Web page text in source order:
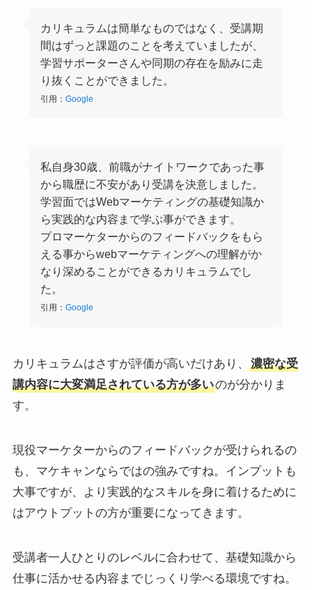
カリキュラムは簡単なものではなく、受講期
間はずっと課題のことを考えていましたが、
学習サポーターさんや同期の存在を励みに走
り抜くことができました。
引用：Google
私自身30歳、前職がナイトワークであった事
から職歴に不安があり受講を決意しました。
学習面ではWebマーケティングの基礎知識か
ら実践的な内容まで学ぶ事ができます。
プロマーケターからのフィードバックをもら
える事からwebマーケティングへの理解がか
なり深めることができるカリキュラムでし
た。
引用：Google
カリキュラムはさすが評価が高いだけあり、
濃密な受
講内容に大変満足されている方が多いのが分かりま
す。
現役マーケターからのフィードバックが受けられるの
も、マケキャンならではの強みですね。インプットも
大事ですが、より実践的なスキルを身に着けるために
はアウトプットの方が重要になってきます。
受講者一人ひとりのレベルに合わせて、基礎知識から
仕事に活かせる内容までじっくり学べる環境ですね。